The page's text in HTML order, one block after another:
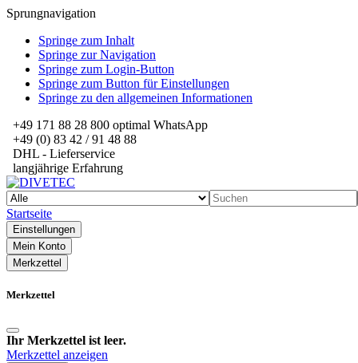
Sprungnavigation
Springe zum Inhalt
Springe zur Navigation
Springe zum Login-Button
Springe zum Button für Einstellungen
Springe zu den allgemeinen Informationen
+49 171 88 28 800 optimal WhatsApp
+49 (0) 83 42 / 91 48 88
DHL - Lieferservice
langjährige Erfahrung
Startseite
Einstellungen
Mein Konto
Merkzettel
Merkzettel
Ihr Merkzettel ist leer.
Merkzettel anzeigen